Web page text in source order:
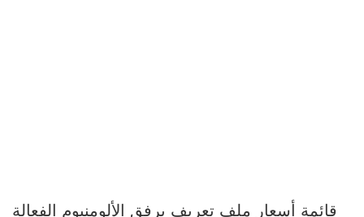
قائمة أسعار ملف تعريف برفق الألومنيوم الفعالة